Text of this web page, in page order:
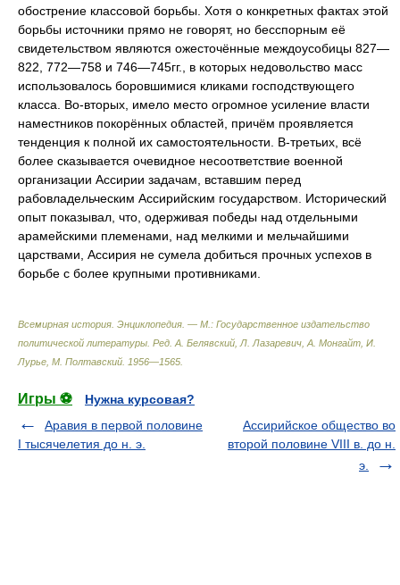
обострение классовой борьбы. Хотя о конкретных фактах этой
борьбы источники прямо не говорят, но бесспорным её
свидетельством являются ожесточённые междоусобицы 827—
822, 772—758 и 746—745гг., в которых недовольство масс
использовалось боровшимися кликами господствующего
класса. Во-вторых, имело место огромное усиление власти
наместников покорённых областей, причём проявляется
тенденция к полной их самостоятельности. В-третьих, всё
более сказывается очевидное несоответствие военной
организации Ассирии задачам, вставшим перед
рабовладельческим Ассирийским государством. Исторический
опыт показывал, что, одерживая победы над отдельными
арамейскими племенами, над мелкими и мельчайшими
царствами, Ассирия не сумела добиться прочных успехов в
борьбе с более крупными противниками.
Всемирная история. Энциклопедия. — М.: Государственное издательство
политической литературы Ред. А. Белявский, Л. Лазаревич, А. Монгайт, И.
Лурье, М. Полтавский 1956—1565
Игры ⚽
Нужна курсовая?
Аравия в первой половине
I тысячелетия до н. э.
Ассирийское общество во
второй половине VIII в. до н.
э.